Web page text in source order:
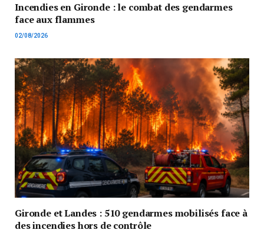
Incendies en Gironde : le combat des gendarmes
face aux flammes
02/08/2026
Gironde et Landes : 510 gendarmes mobilisés face à
des incendies hors de contrôle